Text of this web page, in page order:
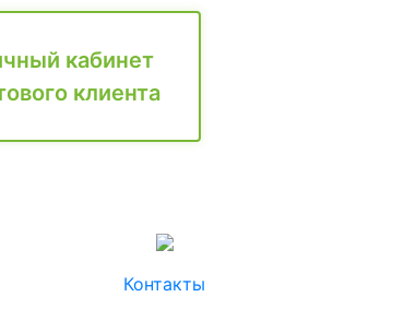
кабинет
клиента
Контакты